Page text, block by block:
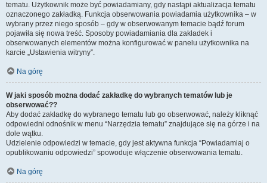
tematu. Użytkownik może być powiadamiany, gdy nastąpi aktualizacja tematu
oznaczonego zakładką. Funkcja obserwowania powiadamia użytkownika – w
wybrany przez niego sposób – gdy w obserwowanym temacie bądź forum
pojawiła się nowa treść. Sposoby powiadamiania dla zakładek i
obserwowanych elementów można konfigurować w panelu użytkownika na
karcie „Ustawienia witryny”.
Na górę
W jaki sposób można dodać zakładkę do wybranych tematów lub je
obserwować??
Aby dodać zakładkę do wybranego tematu lub go obserwować, należy kliknąć
odpowiedni odnośnik w menu “Narzędzia tematu” znajdujące się na górze i na
dole wątku.
Udzielenie odpowiedzi w temacie, gdy jest aktywna funkcja “Powiadamiaj o
opublikowaniu odpowiedzi” spowoduje włączenie obserwowania tematu.
Na górę